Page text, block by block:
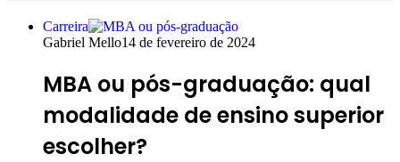
Carreira
Gabriel Mello14 de fevereiro de 2024
MBA ou pós-graduação: qual
modalidade de ensino superior
escolher?